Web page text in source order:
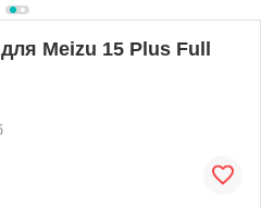
Meizu 15 Plus Full